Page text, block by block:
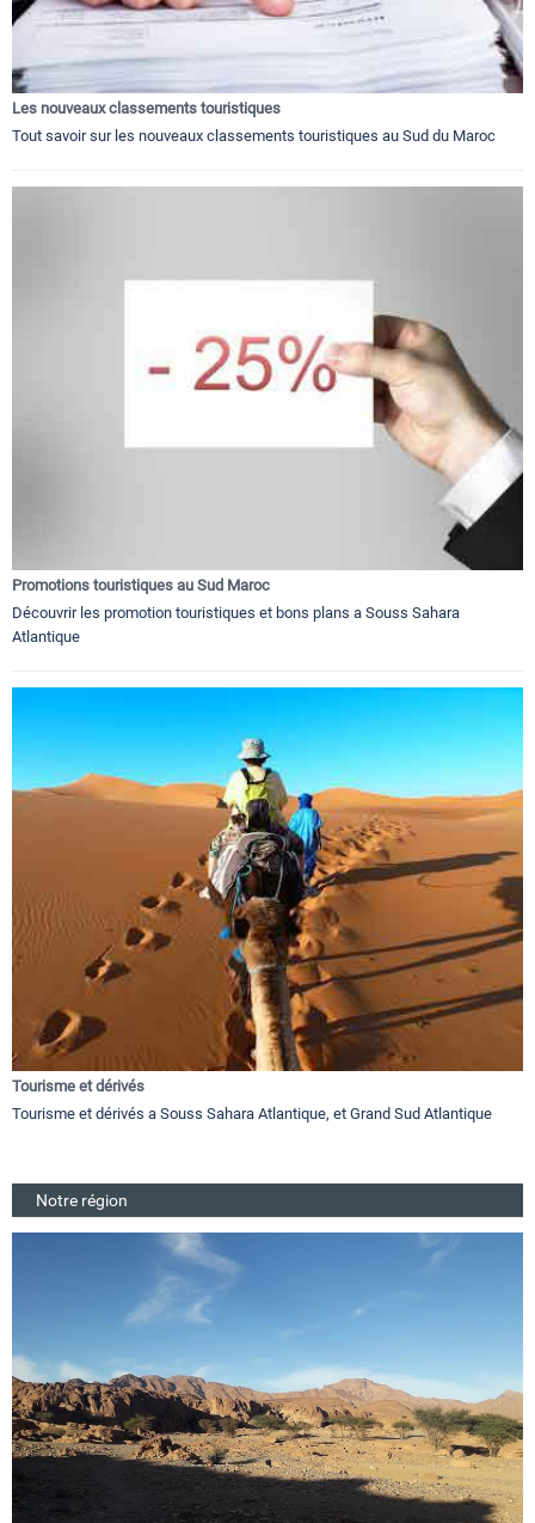
Les nouveaux classements touristiques
Tout savoir sur les nouveaux classements touristiques au Sud du Maroc
Promotions touristiques au Sud Maroc
Découvrir les promotion touristiques et bons plans a Souss Sahara
Atlantique
Tourisme et dérivés
Tourisme et dérivés a Souss Sahara Atlantique, et Grand Sud Atlantique
Notre région